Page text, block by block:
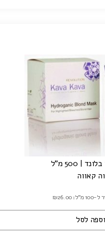
| 500 מ"ל
קאווה
מ"ל: ₪26.00
לסל